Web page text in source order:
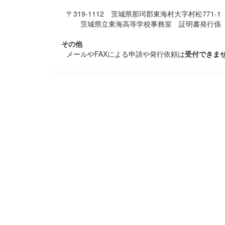
〒319-1112 茨城県那珂郡東海村大字村松771-1
茨城県立東海高等学校事務室 証明書発行係
その他
メールやFAXによる申請や発行依頼は受付できま